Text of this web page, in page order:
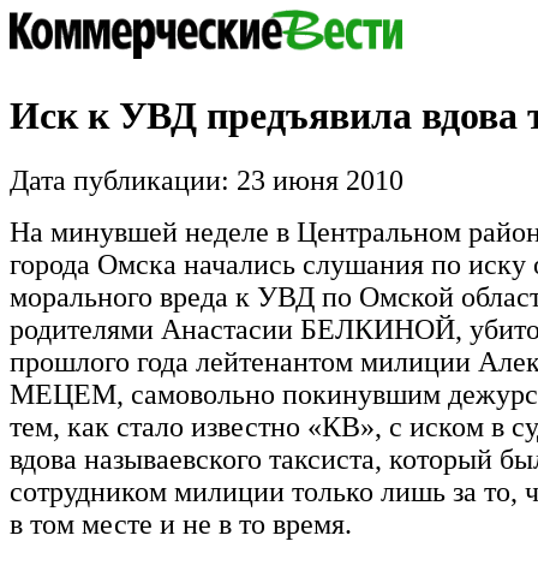
Иск к УВД предъявила вдова
Дата публикации: 23 июня 2010
На минувшей неделе в Центральном
города Омска начались слушания по
морального вреда к УВД по Омской
родителями Анастасии БЕЛКИНОЙ,
прошлого года лейтенантом милиции
МЕЦЕМ, самовольно покинувшим
тем, как стало известно «КВ», с иском в
вдова называевского таксиста, который
сотрудником милиции только лишь за то,
в том месте и не в то время.